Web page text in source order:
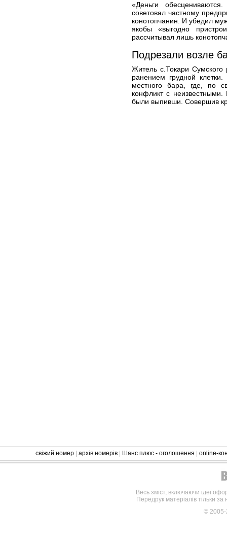
«Деньги
советовал частному
конотопчанин. И убедил
якобы «выгодно
рассчитывал лишь
Подрезали возле
Житель с.Токари
ранением грудной
местного бара, где, по
конфликт с
были выпивши. Совершив
свіжий номер архів номерів Шанс плюс - оголошення online-
Весь зміст, включаючи ідеї
Передрук матеріалів тільки
©